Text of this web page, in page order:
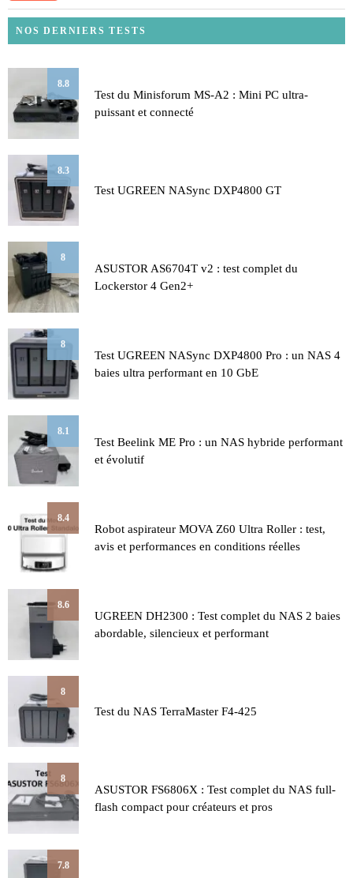
NOS DERNIERS TESTS
8.8
Test du Minisforum MS-A2 : Mini PC ultra-
puissant et connecté
8.3
Test UGREEN NASync DXP4800 GT
8
ASUSTOR AS6704T v2 : test complet du
Lockerstor 4 Gen2+
8
Test UGREEN NASync DXP4800 Pro : un NAS 4
baies ultra performant en 10 GbE
8.1
Test Beelink ME Pro : un NAS hybride performant
et évolutif
8.4
Robot aspirateur MOVA Z60 Ultra Roller : test,
avis et performances en conditions réelles
8.6
UGREEN DH2300 : Test complet du NAS 2 baies
abordable, silencieux et performant
8
Test du NAS TerraMaster F4-425
8
ASUSTOR FS6806X : Test complet du NAS full-
flash compact pour créateurs et pros
7.8